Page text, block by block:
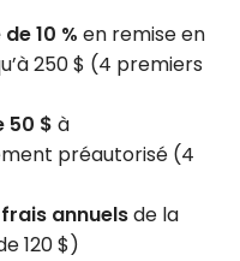
10 % en remise en
250 $ (4 premiers
50 $ à
préautorisé (4
annuelsde la
120 $)